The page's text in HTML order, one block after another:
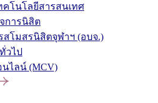
คโนโลยีสารสนเทศ
การนิสิต
สโมสรนิสิตจุฬาฯ (อบจ.)
วไป
ไลน์ (MCV)